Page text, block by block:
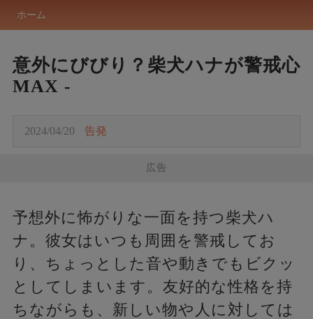
ホーム
意外にびびり？柴犬ハナが警戒心
MAX -
2024/04/20 告発
広告
予想外に怖がりな一面を持つ柴犬ハ
ナ。彼女はいつも周囲を警戒してお
り、ちょっとした音や動きでもビクッ
としてしまいます。友好的な性格を持
ちながらも、新しい物や人に対しては